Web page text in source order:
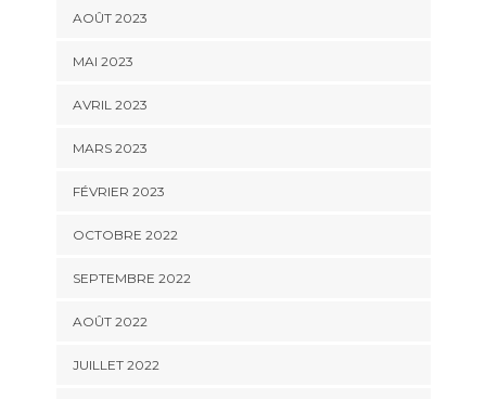
AOÛT 2023
MAI 2023
AVRIL 2023
MARS 2023
FÉVRIER 2023
OCTOBRE 2022
SEPTEMBRE 2022
AOÛT 2022
JUILLET 2022